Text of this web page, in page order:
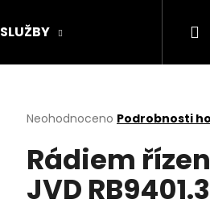
SLUŽBY
Průměrné
produktu
je
0,0
z
Neohodnoceno Podrobnosti
Rádiem
JVD RB9401.3